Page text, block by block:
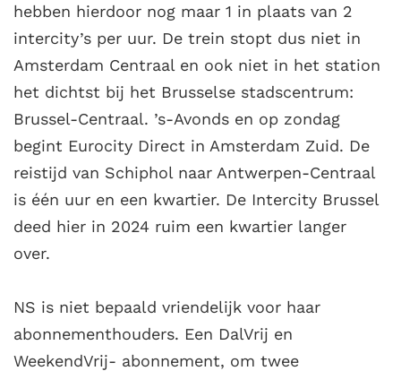
hebben hierdoor nog maar 1 in plaats van 2
intercity’s per uur. De trein stopt dus niet in
Amsterdam Centraal en ook niet in het station
het dichtst bij het Brusselse stadscentrum:
Brussel-Centraal. ’s-Avonds en op zondag
begint Eurocity Direct in Amsterdam Zuid. De
reistijd van Schiphol naar Antwerpen-Centraal
is één uur en een kwartier. De Intercity Brussel
deed hier in 2024 ruim een kwartier langer
over.
NS is niet bepaald vriendelijk voor haar
abonnementhouders. Een DalVrij en
WeekendVrij- abonnement, om twee